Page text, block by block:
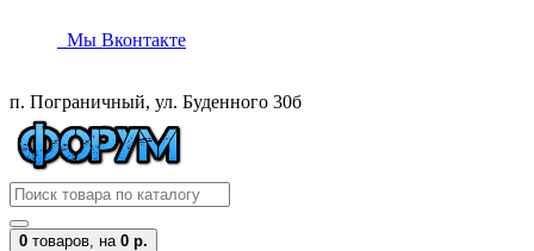
Мы Вконтакте
п. Пограничный, ул. Буденного 30б
0 товаров, на 0 р.